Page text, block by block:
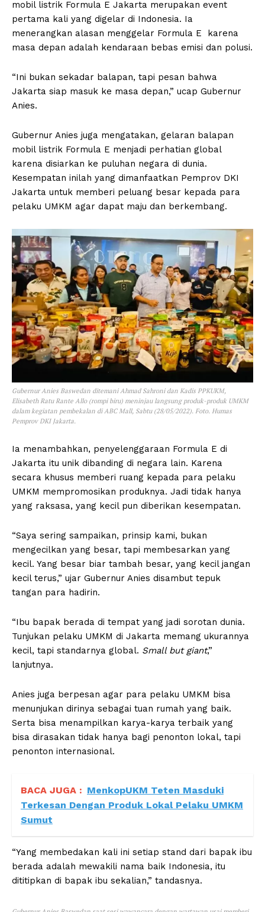
mobil listrik Formula E Jakarta merupakan event
pertama kali yang digelar di Indonesia. Ia
menerangkan alasan menggelar Formula E karena
masa depan adalah kendaraan bebas emisi dan polusi.
“Ini bukan sekadar balapan, tapi pesan bahwa
Jakarta siap masuk ke masa depan,” ucap Gubernur
Anies.
Gubernur Anies juga mengatakan, gelaran balapan
mobil listrik Formula E menjadi perhatian global
karena disiarkan ke puluhan negara di dunia.
Kesempatan inilah yang dimanfaatkan Pemprov DKI
Jakarta untuk memberi peluang besar kepada para
pelaku UMKM agar dapat maju dan berkembang.
Gubernur Anies Baswedan ditemani Ahmad Sahroni dan Kadis PPKUKM,
Elisabeth Ratu Rante Allo (rompi biru) meninjau langsung produk-produk UMKM
dalam kegiatan pembekalan di ABC Mall, Sabtu (28/05/2022). Foto. Humas
Pemprov DKI Jakarta.
Ia menambahkan, penyelenggaraan Formula E di
Jakarta itu unik dibanding di negara lain. Karena
secara khusus memberi ruang kepada para pelaku
UMKM mempromosikan produknya. Jadi tidak hanya
yang raksasa, yang kecil pun diberikan kesempatan.
“Saya sering sampaikan, prinsip kami, bukan
mengecilkan yang besar, tapi membesarkan yang
kecil. Yang besar biar tambah besar, yang kecil jangan
kecil terus,” ujar Gubernur Anies disambut tepuk
tangan para hadirin.
“Ibu bapak berada di tempat yang jadi sorotan dunia.
Tunjukan pelaku UMKM di Jakarta memang ukurannya
kecil, tapi standarnya global. Small but giant,”
lanjutnya.
Anies juga berpesan agar para pelaku UMKM bisa
menunjukan dirinya sebagai tuan rumah yang baik.
Serta bisa menampilkan karya-karya terbaik yang
bisa dirasakan tidak hanya bagi penonton lokal, tapi
penonton internasional.
BACA JUGA : MenkopUKM Teten Masduki
Terkesan Dengan Produk Lokal Pelaku UMKM
Sumut
“Yang membedakan kali ini setiap stand dari bapak ibu
berada adalah mewakili nama baik Indonesia, itu
dititipkan di bapak ibu sekalian,” tandasnya.